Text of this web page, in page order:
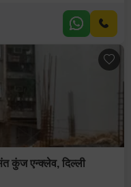
कुंज एन्क्लेव, दिल्ली